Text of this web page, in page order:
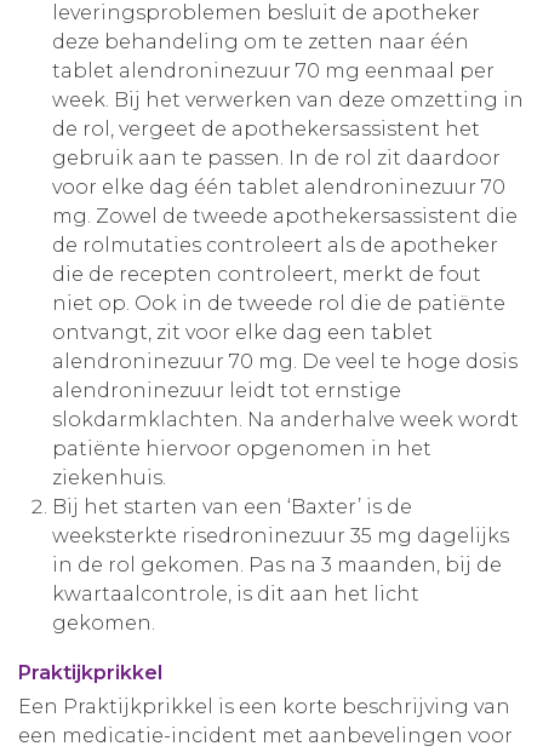
leveringsproblemen besluit de apotheker
deze behandeling om te zetten naar één
tablet alendroninezuur 70 mg eenmaal per
week. Bij het verwerken van deze omzetting in
de rol, vergeet de apothekersassistent het
gebruik aan te passen. In de rol zit daardoor
voor elke dag één tablet alendroninezuur 70
mg. Zowel de tweede apothekersassistent die
de rolmutaties controleert als de apotheker
die de recepten controleert, merkt de fout
niet op. Ook in de tweede rol die de patiënte
ontvangt, zit voor elke dag een tablet
alendroninezuur 70 mg. De veel te hoge dosis
alendroninezuur leidt tot ernstige
slokdarmklachten. Na anderhalve week wordt
patiënte hiervoor opgenomen in het
ziekenhuis.
Bij het starten van een ‘Baxter’ is de
weeksterkte risedroninezuur 35 mg dagelijks
in de rol gekomen. Pas na 3 maanden, bij de
kwartaalcontrole, is dit aan het licht
gekomen.
Praktijkprikkel
Een Praktijkprikkel is een korte beschrijving van
een medicatie-incident met aanbevelingen voor